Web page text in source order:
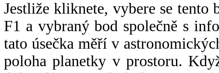
Jestliže kliknete, vybere se tento
F1 a vybraný bod společně s
tato úsečka měří v
poloha planetky v prostoru.